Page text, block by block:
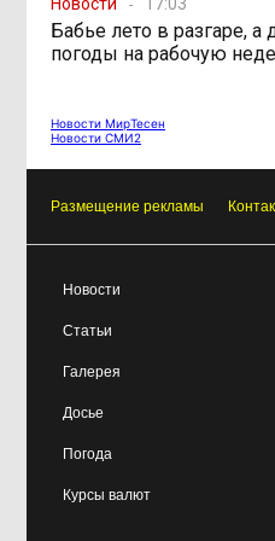
08:38, 6 августа
улетели в Омск: как
провалило «Чистый
08:15, 6 августа
Бабье лето в разгаре, а
погоды на рабочую
Новости МирТесен
Новости СМИ2
Размещение рекламы
Новости
Статьи
Галерея
Досье
Погода
Курсы валют